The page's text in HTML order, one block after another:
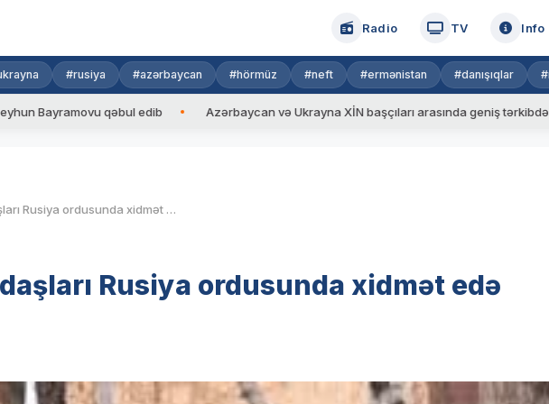
Radio TV Info
#rusiya #azərbaycan #hörmüz #neft #ermənistan #danışıqlar
qəbul edib Azərbaycan və Ukrayna XİN başçıları arasında geniş tərkibdə görüş
Xarici ölkə vətəndaşları Rusiya ordusunda xidmət edə biləcək
Rusiya ordusunda xidmət edə